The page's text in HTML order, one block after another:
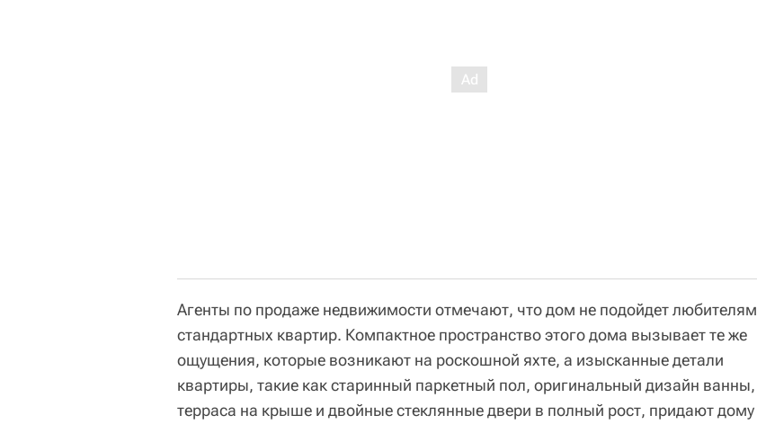
Агенты по продаже недвижимости отмечают, что дом не подойдет любителям
стандартных квартир. Компактное пространство этого дома вызывает те же
ощущения, которые возникают на роскошной яхте, а изысканные детали
квартиры, такие как старинный паркетный пол, оригинальный дизайн ванны,
терраса на крыше и двойные стеклянные двери в полный рост, придают дому